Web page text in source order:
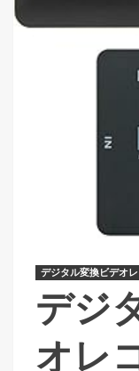
デジタル変換ビデオ
デジ
オレ